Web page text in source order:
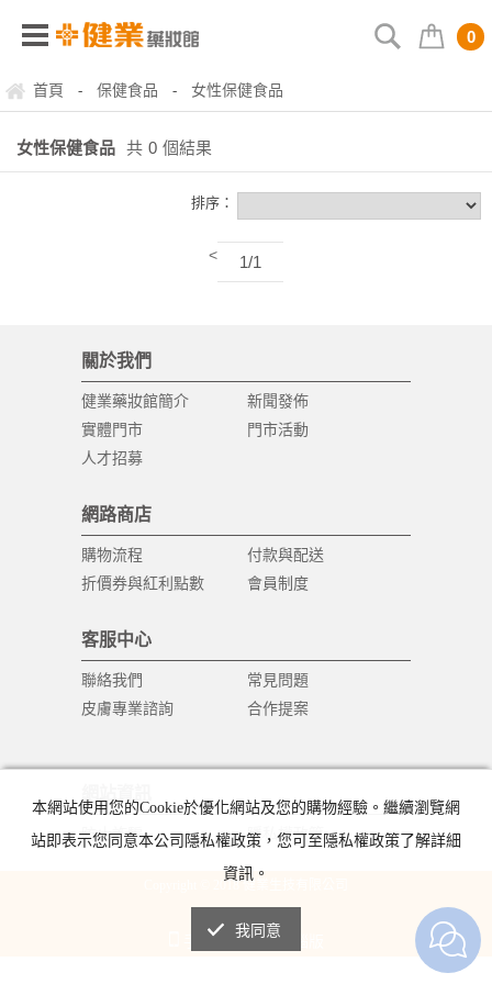
0
首頁 - 保健食品 - 女性保健食品
女性保健食品 共 0 個結果
排序：
< 1/1
關於我們
健業藥妝館簡介
新聞發佈
實體門市
門市活動
人才招募
網路商店
購物流程
付款與配送
折價券與紅利點數
會員制度
客服中心
聯絡我們
皮膚專業諮詢
常見問題
合作提案
防止詐騙 隱私權政策
Copyright © 2018 健業生技有限公司
手機版 | 電腦版
本網站使用您的Cookie於優化網站及您的購物經驗。繼續瀏覽網
站即表示您同意本公司隱私權政策，您可至隱私權政策了解詳細
資訊。
我同意